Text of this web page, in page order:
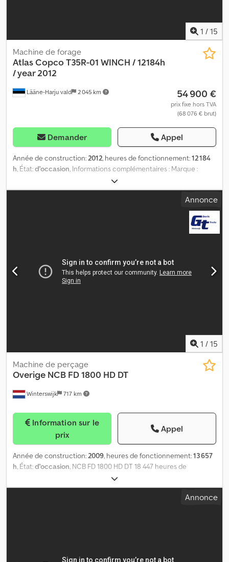
1 / 15
Lääne-Harju vald 2 045 km
Machine de forage
Atlas CopcoT35R-01 WINCH / 12184h
/ year 2012
54 900 €
prix fixe hors TVA
(68 076 € brut)
Demander Appel
Année de construction:2012, heures de fonctionnement:12 184
h, État:d'occasion, Informations complémentaires : Marque :
ATLAS COPCO Modèle : Flexiroc T35R-01 Année : 2012 Heures :
12 184 h Numéro d’identification du véhicule (VIN) : AV012A1259
Moteur : 168 kW Poids : en charge : 16 300 kg TREUIL = Plus
d’informations = Type de carburant : diesel Puissance : 168 kW
(228 ch) Type de moteur : Cummins QSB 6.7 Numéro de série :
Annonce
1 / 15
Winterswijk 717 km
Machine de perçage
Overige NCB FD 1800 HD DT
prix
Appel
Année de construction: 2009, heures de fonctionnement:13 657
h , État:d'occasion , NCB FD 1800 HD DT 18 447 heures de
fonctionnement Année : 2009 Équipé d’une grue Fassi F80A.23 +
télécommande de 2003 CHÂSSIS Longueur totale : 3 210 mm
Largeur des chenilles : 2 350 mm Largeur des patins : 500 mmAnnonce